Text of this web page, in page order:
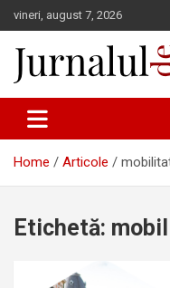
Skip
to
content
vineri, august 7, 2026
Jurnalul de
Home Articole
Etichetă: